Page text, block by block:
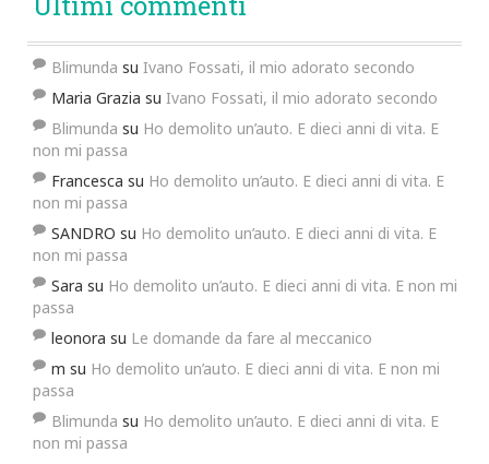
Blimunda su Ivano Fossati, il mio adorato secondo
Maria Grazia su Ivano Fossati, il mio adorato secondo
Blimunda su Ho demolito un’auto. E dieci anni di vita. E
non mi passa
Francesca su Ho demolito un’auto. E dieci anni di vita. E
non mi passa
SANDRO su Ho demolito un’auto. E dieci anni di vita. E
non mi passa
Sara su Ho demolito un’auto. E dieci anni di vita. E non mi
passa
leonora su Le domande da fare al meccanico
m su Ho demolito un’auto. E dieci anni di vita. E non mi
passa
Blimunda su Ho demolito un’auto. E dieci anni di vita. E
non mi passa